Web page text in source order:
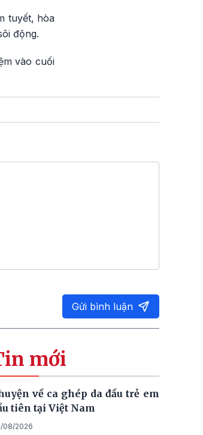
tuyết, hòa
động.
vào cuối
Gửi bình luận
mới
về ca ghép da đầu trẻ em
tiên tại Việt Nam
08/2026